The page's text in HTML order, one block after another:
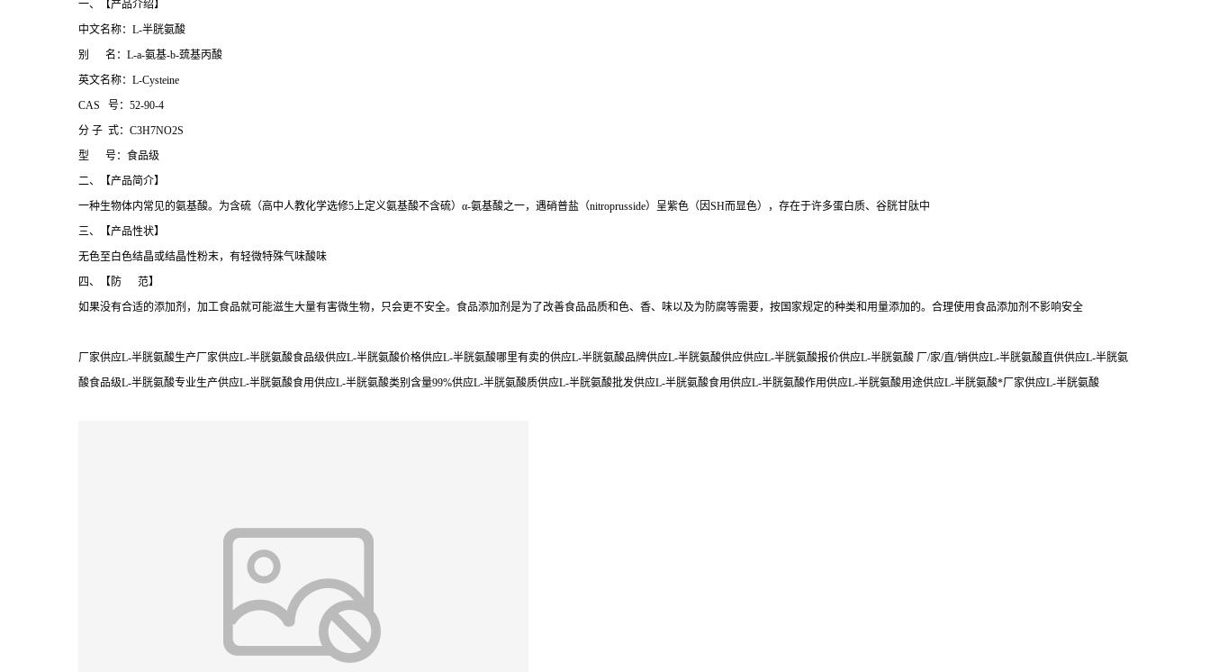
一、【产品介绍】
中文名称：L-半胱氨酸
别 名：L-а-氨基-b-巯基丙酸
英文名称：L-Cysteine
CAS 号：52-90-4
分 子 式：C3H7NO2S
型 号：食品级
二、【产品简介】
一种生物体内常见的氨基酸。为含硫（高中人教化学选修5上定义氨基酸不含硫）α-氨基酸之一，遇硝普盐（nitroprusside）呈紫色（因SH而显色），存在于许多蛋白质、谷胱甘肽中
三、【产品性状】
无色至白色结晶或结晶性粉末，有轻微特殊气味酸味
四、【防 范】
如果没有合适的添加剂，加工食品就可能滋生大量有害微生物，只会更不安全。食品添加剂是为了改善食品品质和色、香、味以及为防腐等需要，按国家规定的种类和用量添加的。合理使用食品添加剂不影响安全
厂家供应L-半胱氨酸生产厂家供应L-半胱氨酸食品级供应L-半胱氨酸价格供应L-半胱氨酸哪里有卖的供应L-半胱氨酸品牌供应L-半胱氨酸供应供应L-半胱氨酸报价供应L-半胱氨酸 厂/家/直/销供应L-半胱氨酸直供供应L-半胱氨
酸食品级L-半胱氨酸专业生产供应L-半胱氨酸食用供应L-半胱氨酸类别含量99%供应L-半胱氨酸质供应L-半胱氨酸批发供应L-半胱氨酸食用供应L-半胱氨酸作用供应L-半胱氨酸用途供应L-半胱氨酸*厂家供应L-半胱氨酸